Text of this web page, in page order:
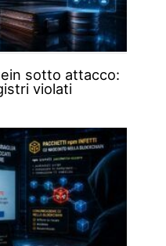
sotto attacco:
violati